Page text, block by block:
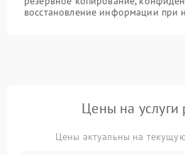
восстановление информации при
Цены на услуги
Цены актуальны на